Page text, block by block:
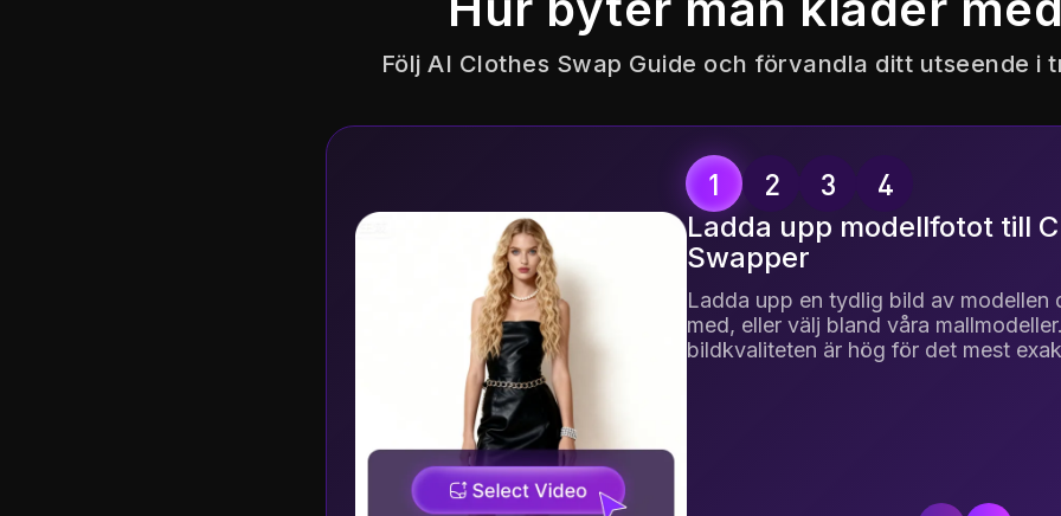
Följ AI Clothes Swap Guide och förvandla ditt utseende i
Ladda upp modellfotot till
Swapper
Ladda upp en tydlig bild av modellen
med, eller välj bland våra
bildkvaliteten är hög för det mest